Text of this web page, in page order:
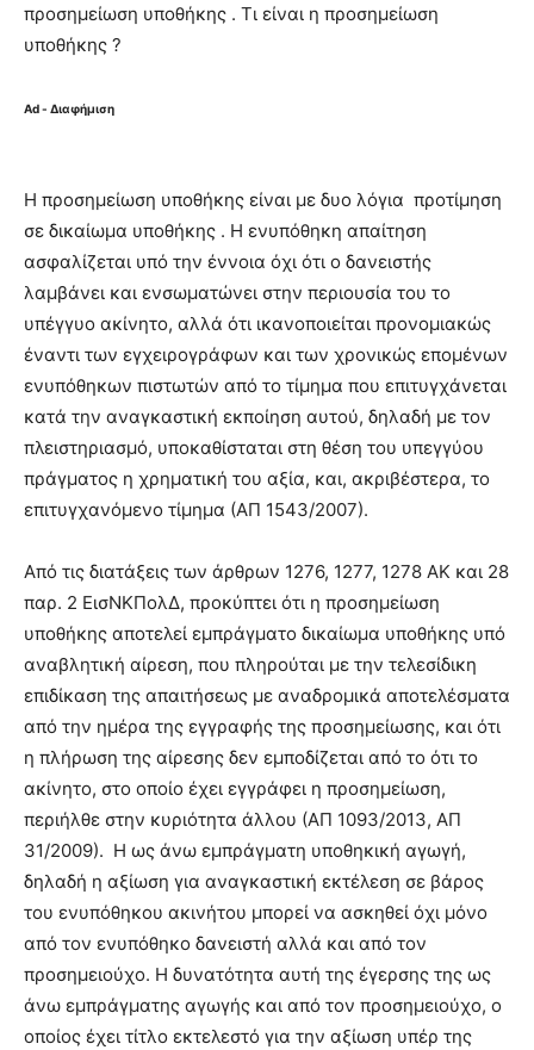
προσημείωση υποθήκης . Τι είναι η προσημείωση
υποθήκης ?
Ad - Διαφήμιση
Η προσημείωση υποθήκης είναι με δυο λόγια προτίμηση
σε δικαίωμα υποθήκης . Η ενυπόθηκη απαίτηση
ασφαλίζεται υπό την έννοια όχι ότι ο δανειστής
λαμβάνει και ενσωματώνει στην περιουσία του το
υπέγγυο ακίνητο, αλλά ότι ικανοποιείται προνομιακώς
έναντι των εγχειρογράφων και των χρονικώς επομένων
ενυπόθηκων πιστωτών από το τίμημα που επιτυγχάνεται
κατά την αναγκαστική εκποίηση αυτού, δηλαδή με τον
πλειστηριασμό, υποκαθίσταται στη θέση του υπεγγύου
πράγματος η χρηματική του αξία, και, ακριβέστερα, το
επιτυγχανόμενο τίμημα (ΑΠ 1543/2007).
Από τις διατάξεις των άρθρων 1276, 1277, 1278 ΑΚ και 28
παρ. 2 ΕισΝΚΠολΔ, προκύπτει ότι η προσημείωση
υποθήκης αποτελεί εμπράγματο δικαίωμα υποθήκης υπό
αναβλητική αίρεση, που πληρούται με την τελεσίδικη
επιδίκαση της απαιτήσεως με αναδρομικά αποτελέσματα
από την ημέρα της εγγραφής της προσημείωσης, και ότι
η πλήρωση της αίρεσης δεν εμποδίζεται από το ότι το
ακίνητο, στο οποίο έχει εγγράφει η προσημείωση,
περιήλθε στην κυριότητα άλλου (ΑΠ 1093/2013, ΑΠ
31/2009). Η ως άνω εμπράγματη υποθηκική αγωγή,
δηλαδή η αξίωση για αναγκαστική εκτέλεση σε βάρος
του ενυπόθηκου ακινήτου μπορεί να ασκηθεί όχι μόνο
από τον ενυπόθηκο δανειστή αλλά και από τον
προσημειούχο. Η δυνατότητα αυτή της έγερσης της ως
άνω εμπράγματης αγωγής και από τον προσημειούχο, ο
οποίος έχει τίτλο εκτελεστό για την αξίωση υπέρ της